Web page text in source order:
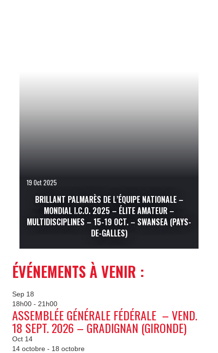
19 Oct 2025
BRILLANT PALMARÈS DE L’ÉQUIPE NATIONALE –
MONDIAL I.C.O. 2025 – ÉLITE AMATEUR –
MULTIDISCIPLINES – 15-19 OCT. – SWANSEA (PAYS-
DE-GALLES)
ÉVÉNEMENTS À VENIR :
Sep 18
18h00 - 21h00
ASSEMBLÉE GÉNÉRALE FÉDÉRALE – VEND.
18 SEPT. 2026 – GRADIGNAN (GIRONDE)
Oct 14
14 octobre - 18 octobre